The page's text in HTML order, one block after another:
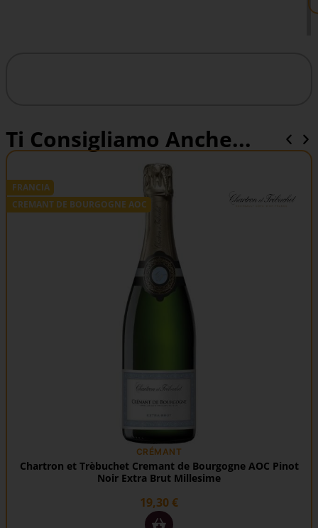
Ti Consigliamo Anche...
FRANCIA
CREMANT DE BOURGOGNE AOC
CRÉMANT
Chartron et Trèbuchet Cremant de Bourgogne AOC Pinot
Noir Extra Brut Millesime
19,30€